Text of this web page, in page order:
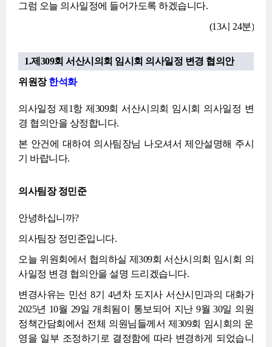
그럼 오늘 의사일정에 들어가도록 하겠습니다.
(13시 24분)
1.제309회 서산시의회 임시회 의사일정 변경 협의안
위원장한석화
의사일정 제1항 제309회 서산시의회 임시회 의사일정 변
경 협의안을 상정합니다.
본 안건에 대하여 의사팀장님 나오셔서 제안설명해 주시
기 바랍니다.
의사팀장 정민준
안녕하십니까?
의사팀장 정민준입니다.
오늘 위원회에서 협의하실 제309회 서산시의회 임시회 의
사일정 변경 협의안을 설명 드리겠습니다.
변경사유는 민선 8기 4년차 도지사 서산시민과의 대화가
2025년 10월 29일 개최됨이 통보되어 지난 9월 30일 의원
정책간담회에서 전체 의원님들께서 제309회 임시회의 운
영을 일부 조정하기로 결정함에 따라 변경하게 되었습니